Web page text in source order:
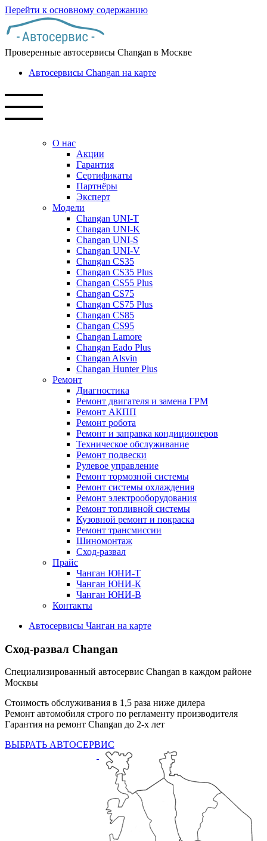
Перейти к основному содержанию
Проверенные автосервисы Changan в Москве
Автосервисы Changan на карте
О нас
Акции
Гарантия
Сертификаты
Партнёры
Эксперт
Модели
Changan UNI-T
Changan UNI-K
Changan UNI-S
Changan UNI-V
Changan CS35
Changan CS35 Plus
Changan CS55 Plus
Changan CS75
Changan CS75 Plus
Changan CS85
Changan CS95
Changan Lamore
Changan Eado Plus
Changan Alsvin
Changan Hunter Plus
Ремонт
Диагностика
Ремонт двигателя и замена ГРМ
Ремонт АКПП
Ремонт робота
Ремонт и заправка кондиционеров
Техническое обслуживание
Ремонт подвески
Рулевое управление
Ремонт тормозной системы
Ремонт системы охлаждения
Ремонт электрооборудования
Ремонт топливной системы
Кузовной ремонт и покраска
Ремонт трансмиссии
Шиномонтаж
Сход-развал
Прайс
Чанган ЮНИ-Т
Чанган ЮНИ-К
Чанган ЮНИ-В
Контакты
Автосервисы Чанган на карте
Сход-развал Changan
Специализированный автосервис Changan в каждом районе
Москвы
Стоимость обслуживания в 1,5 раза ниже дилера
Ремонт автомобиля строго по регламенту производителя
Гарантия на ремонт Changan до 2-х лет
ВЫБРАТЬ АВТОСЕРВИС